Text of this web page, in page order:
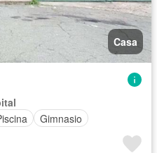
Casa
Gimnasio